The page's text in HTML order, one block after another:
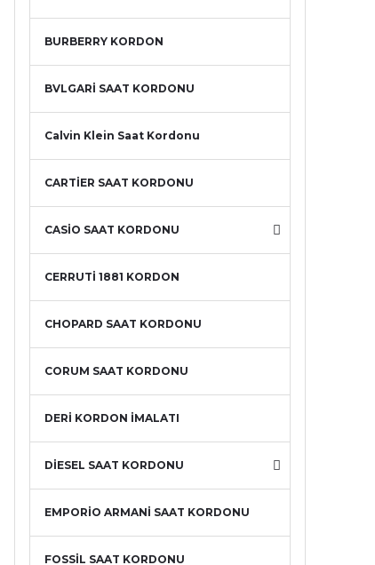
BURBERRY KORDON
BVLGARİ SAAT KORDONU
Calvin Klein Saat Kordonu
CARTİER SAAT KORDONU
CASİO SAAT KORDONU
CERRUTİ 1881 KORDON
CHOPARD SAAT KORDONU
CORUM SAAT KORDONU
DERİ KORDON İMALATI
DİESEL SAAT KORDONU
EMPORİO ARMANİ SAAT KORDONU
FOSSİL SAAT KORDONU